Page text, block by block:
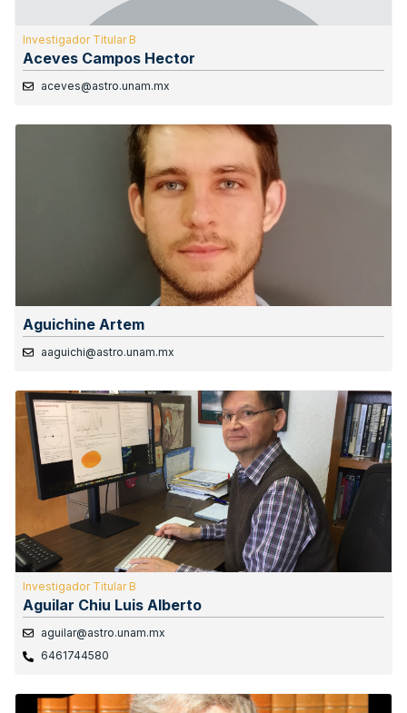
Investigador Titular B
Aceves Campos Hector
aceves@astro.unam.mx
Aguichine Artem
aaguichi@astro.unam.mx
Investigador Titular B
Aguilar Chiu Luis Alberto
aguilar@astro.unam.mx
6461744580